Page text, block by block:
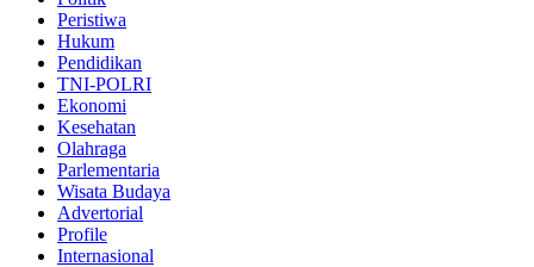
Peristiwa
Hukum
Pendidikan
TNI-POLRI
Ekonomi
Kesehatan
Olahraga
Parlementaria
Wisata Budaya
Advertorial
Profile
Internasional